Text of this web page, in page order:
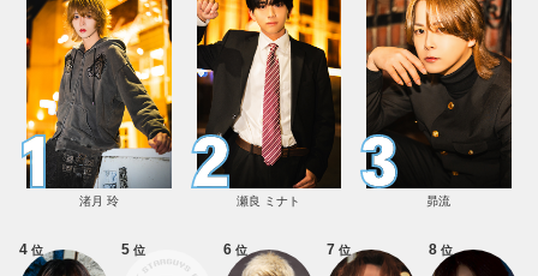
渚月 玲 瀬良 ミナト 昴流
4 位 5 位 6 位 7 位 8位